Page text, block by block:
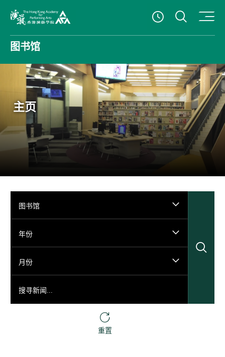
查看開放時
打开
图书馆
主页
图书馆
年份
月份
重置